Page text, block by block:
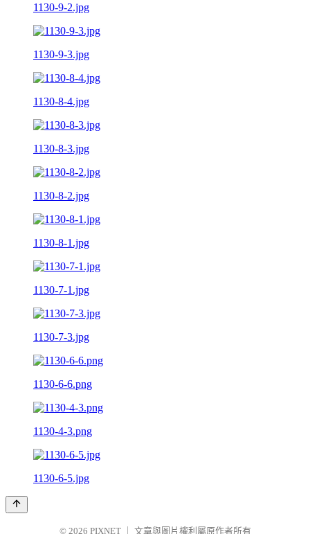
1130-9-2.jpg
1130-9-3.jpg
1130-8-4.jpg
1130-8-3.jpg
1130-8-2.jpg
1130-8-1.jpg
1130-7-1.jpg
1130-7-3.jpg
1130-6-6.png
1130-4-3.png
1130-6-5.jpg
© 2026 PIXNET 文章與圖片權利屬原作者所有